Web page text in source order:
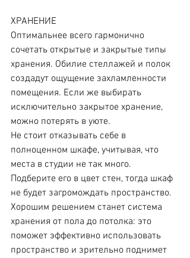
ХРАНЕНИЕ
Оптимальнее всего гармонично
сочетать открытые и закрытые типы
хранения. Обилие стеллажей и полок
создадут ощущение захламленности
помещения. Если же выбирать
исключительно закрытое хранение,
можно потерять в уюте.
Не стоит отказывать себе в
полноценном шкафе, учитывая, что
места в студии не так много.
Подберите его в цвет стен, тогда шкаф
не будет загромождать пространство.
Хорошим решением станет система
хранения от пола до потолка: это
поможет эффективно использовать
пространство и зрительно поднимет